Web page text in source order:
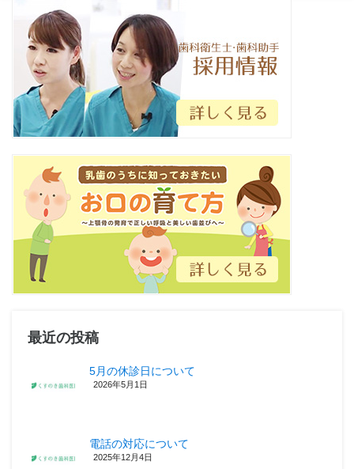
最近の投稿
5月の休診日について
2026年5月1日
電話の対応について
2025年12月4日